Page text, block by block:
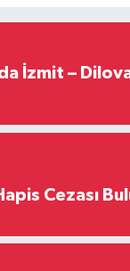
İzmit –
Cezası